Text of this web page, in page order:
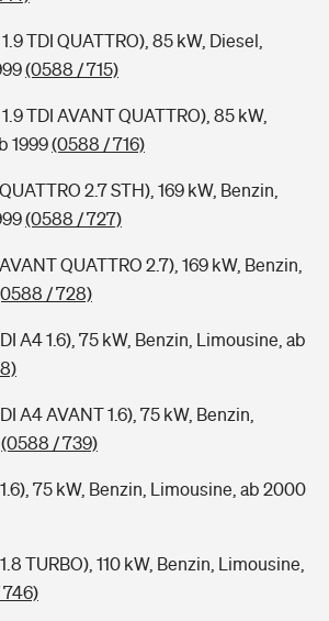
TDI QUATTRO), 85 kW, Diesel,
(0588 / 715)
TDI AVANT QUATTRO), 85 kW,
1999(0588 / 716)
2.7 STH), 169 kW, Benzin,
(0588 / 727)
QUATTRO 2.7), 169 kW, Benzin,
/ 728)
A4 1.6), 75 kW, Benzin, Limousine, ab
A4 AVANT 1.6), 75 kW, Benzin,
(0588 / 739)
75 kW, Benzin, Limousine, ab 2000
TURBO), 110 kW, Benzin, Limousine,